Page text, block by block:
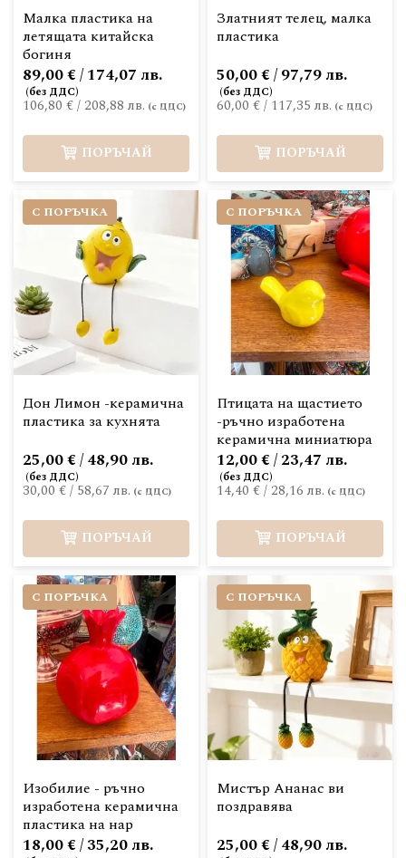
Малка пластика на
летящата китайска
богиня
106,80 €/208,88 лв.
89,00 € / 174,07 лв.
ПОРЪЧАЙ
Златният телец, малка
пластика
60,00 €/ 117,35 лв.
50,00 € / 97,79 лв.
ПОРЪЧАЙ
С ПОРЪЧКА
Дон Лимон -керамична
пластика за кухнята
30,00 €/ 58,67 лв.
25,00 € / 48,90 лв.
ПОРЪЧАЙ
С ПОРЪЧКА
Птицата на щастието
-ръчно изработена
керамична миниатюра
14,40 €/28,16 лв.
12,00 € / 23,47 лв.
ПОРЪЧАЙ
С ПОРЪЧКА
Изобилие - ръчно
изработена керамична
пластика на нар
18,00 € / 35,20 лв.
С ПОРЪЧКА
Мистър Ананас ви
поздравява
25,00 € / 48,90 лв.